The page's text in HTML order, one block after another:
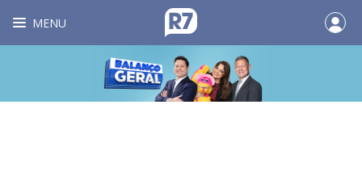
MENU